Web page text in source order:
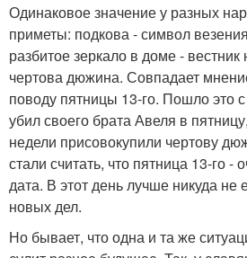
Одинаковое значение у разных
приметы: подкова - символ
разбитое зеркало в доме - вестник
чертова дюжина. Совпадает
поводу пятницы 13-го. Пошло это
убил своего брата Авеля в
недели присовокупили чертову
стали считать, что пятница 13-го -
дата. В этот день лучше никуда не
новых дел.
Но бывает, что одна и та же